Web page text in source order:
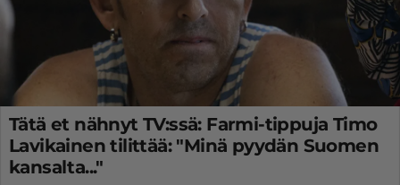
Tätä et nähnyt TV:ssä: Farmi-tippuja Timo
Lavikainen tilittää: "Minä pyydän Suomen
kansalta..."